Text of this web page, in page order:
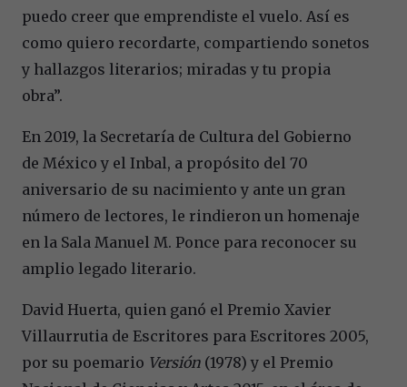
puedo creer que emprendiste el vuelo. Así es
como quiero recordarte, compartiendo sonetos
y hallazgos literarios; miradas y tu propia
obra”.
En 2019, la Secretaría de Cultura del Gobierno
de México y el Inbal, a propósito del 70
aniversario de su nacimiento y ante un gran
número de lectores, le rindieron un homenaje
en la Sala Manuel M. Ponce para reconocer su
amplio legado literario.
David Huerta, quien ganó el Premio Xavier
Villaurrutia de Escritores para Escritores 2005,
por su poemario Versión (1978) y el Premio